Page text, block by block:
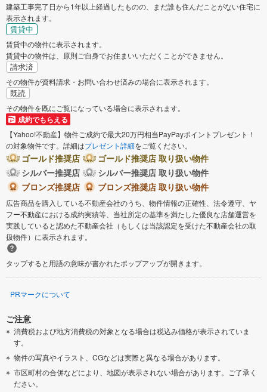
建築工事完了日から1年以上経過したものの、まだ誰も住んだことがない住宅に
表示されます。
賃貸中
賃貸中の物件に表示されます。
賃貸中の物件は、原則ご自身でお住まいいただくことができません。
請求済
その物件が資料請求・お問い合わせ済みの場合に表示されます。
既読
その物件を既にご覧になっている場合に表示されます。
成約でもらえる
【Yahoo!不動産】物件ご成約で最大20万円相当PayPayポイントプレゼント！
の対象物件です。詳細はプレゼント詳細をご覧ください。
ゴールド推奨店
ゴールド推奨店 取り扱い物件
シルバー推奨店
シルバー推奨店 取り扱い物件
ブロンズ推奨店
ブロンズ推奨店 取り扱い物件
広告商品を購入している不動産会社のうち、物件情報の正確性、法令遵守、ヤ
フー不動産における成約実績等、当社所定の基準を満たした優良な店舗運営を
実践していると認めた不動産会社（もしくは当該認定を受けた不動産会社の取
扱物件）に表示されます。
タップすると用語の意味が書かれたポップアップが開きます。
PRマークについて
ご注意
消費税および地方消費税の対象となる場合は税込み価格が表示されていま
す。
物件の写真やイラスト、CGなどは実際と異なる場合があります。
市区町村の合併などにより、地図が表示されない場合があります。ご了承く
ださい。